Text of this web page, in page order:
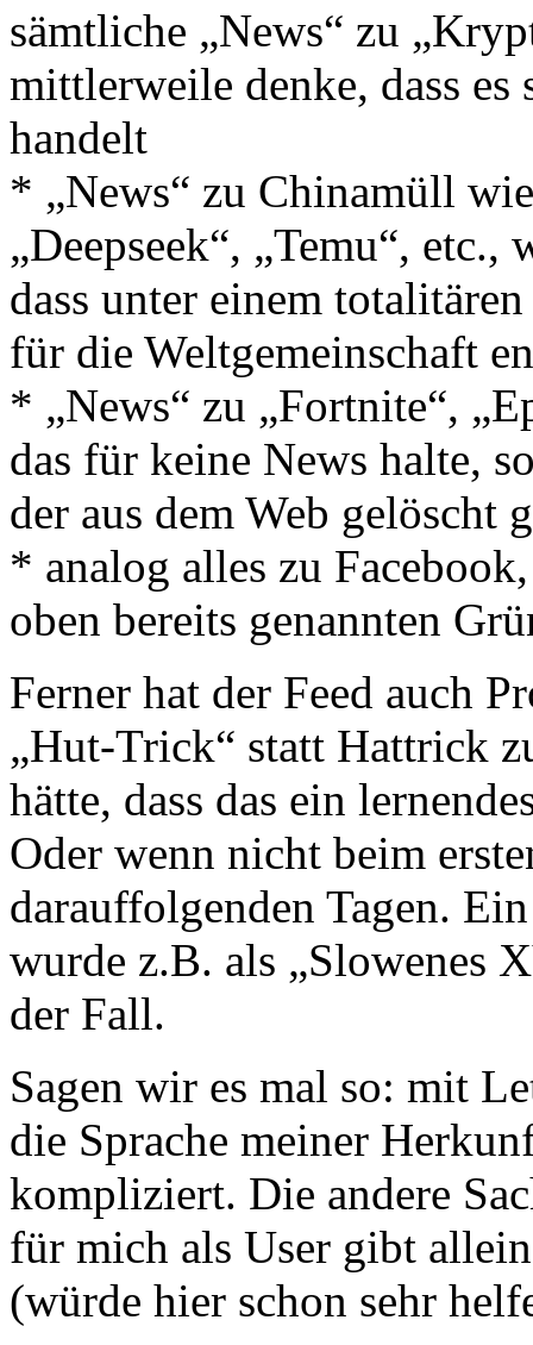
sämtliche „News“ zu
mittlerweile denke, dass
handelt
* „News“ zu Chinamüll
„Deepseek“, „Temu“,
dass unter einem
für die Weltgemeinschaft
* „News“ zu „Fortnite“,
das für keine News halte,
der aus dem Web gelöscht
* analog alles zu
oben bereits genannten
Ferner hat der Feed auch
„Hut-Trick“ statt Hattrick
hätte, dass das ein
Oder wenn nicht beim
darauffolgenden Tagen.
wurde z.B. als „Slowenes
der Fall.
Sagen wir es mal so: mit
die Sprache meiner
kompliziert. Die andere
für mich als User gibt
(würde hier schon sehr